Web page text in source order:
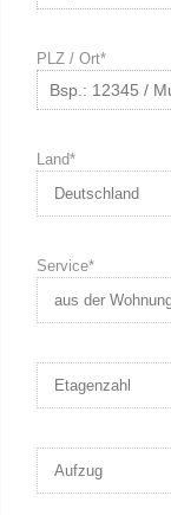
PLZ / Ort*
Land*
Service*